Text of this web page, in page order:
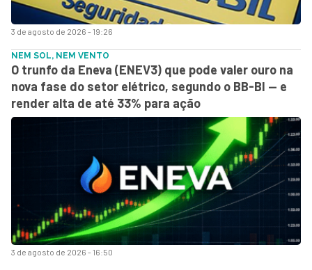
3 de agosto de 2026 - 19:26
3 de agosto de 2026 - 16:50
NEM SOL, NEM VENTO
O trunfo da Eneva (ENEV3) que pode valer ouro na
nova fase do setor elétrico, segundo o BB-BI — e
render alta de até 33% para ação